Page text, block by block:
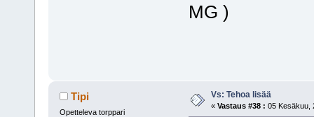
MG )
Tipi
Opetteleva torppari
Vs: Tehoa lisää
« Vastaus #38 : 05 Kesäkuu,